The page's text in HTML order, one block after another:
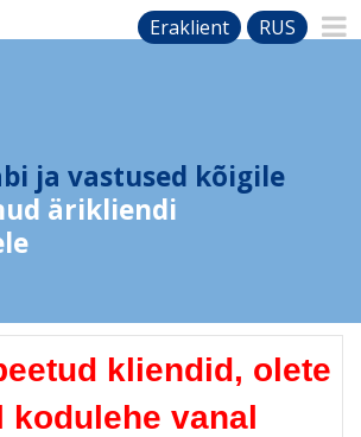
Eraklient RUS
ja vastused kõigile
ärikliendi
kliendid, olete
kodulehe vanal